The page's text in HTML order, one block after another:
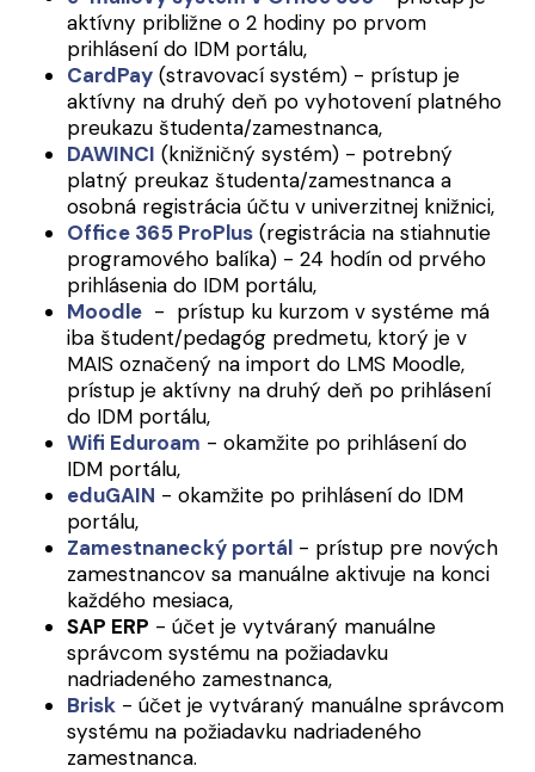
aktívny približne o 2 hodiny po prvom
prihlásení do IDM portálu,
CardPay (stravovací systém) - prístup je
aktívny na druhý deň po vyhotovení platného
preukazu študenta/zamestnanca,
DAWINCI (knižničný systém) - potrebný
platný preukaz študenta/zamestnanca a
osobná registrácia účtu v univerzitnej knižnici,
Office 365 ProPlus (registrácia na stiahnutie
programového balíka) - 24 hodín od prvého
prihlásenia do IDM portálu,
Moodle - prístup ku kurzom v systéme má
iba študent/pedagóg predmetu, ktorý je v
MAIS označený na import do LMS Moodle,
prístup je aktívny na druhý deň po prihlásení
do IDM portálu,
Wifi Eduroam - okamžite po prihlásení do
IDM portálu,
eduGAIN - okamžite po prihlásení do IDM
portálu,
Zamestnanecký portál - prístup pre nových
zamestnancov sa manuálne aktivuje na konci
každého mesiaca,
SAP ERP - účet je vytváraný manuálne
správcom systému na požiadavku
nadriadeného zamestnanca,
Brisk - účet je vytváraný manuálne správcom
systému na požiadavku nadriadeného
zamestnanca.